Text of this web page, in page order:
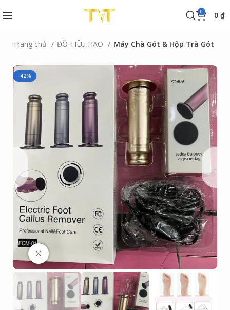
0 0 ₫
Trang chủ ĐỒ TIÊU HAO Máy Chà Gót & Hộp Trà Gót
-42%
Click to enlarge